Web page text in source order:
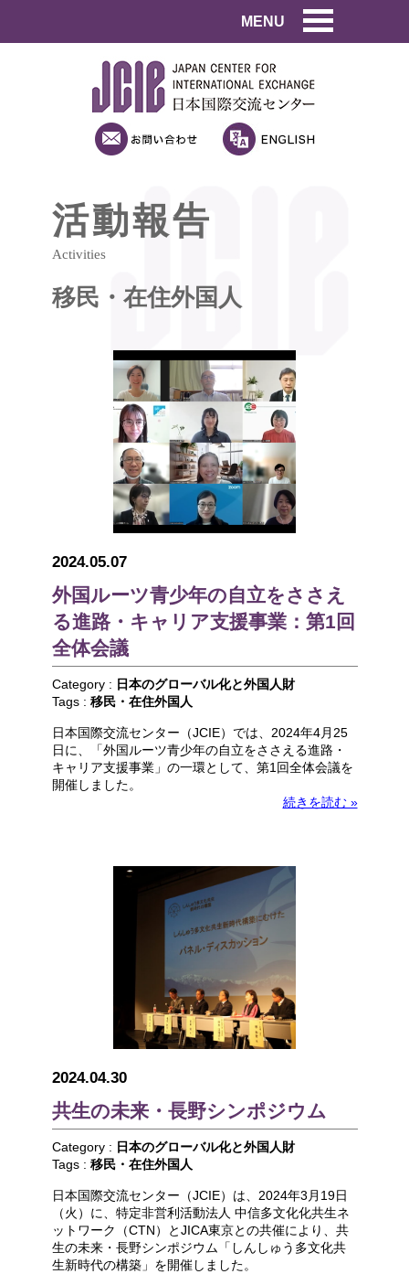
MENU
活動報告
Activities
移民・在住外国人
2024.05.07
外国ルーツ青少年の自立をささえ
る進路・キャリア支援事業：第1回
全体会議
Category : 日本のグローバル化と外国人財
Tags : 移民・在住外国人
日本国際交流センター（JCIE）では、2024年4月25
日に、「外国ルーツ青少年の自立をささえる進路・
キャリア支援事業」の一環として、第1回全体会議を
開催しました。
続きを読む »
2024.04.30
共生の未来・長野シンポジウム
Category : 日本のグローバル化と外国人財
Tags : 移民・在住外国人
日本国際交流センター（JCIE）は、2024年3月19日
（火）に、特定非営利活動法人 中信多文化化共生ネ
ットワーク（CTN）とJICA東京との共催により、共
生の未来・長野シンポジウム「しんしゅう多文化共
生新時代の構築」を開催しました。